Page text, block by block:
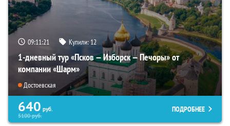
09:11:20 Купили:12
1-дневный тур «Псков — Изборск — Печоры» от
компании «Шарм»
Достоевская
640 руб.
5100руб.
ПОДРОБНЕЕ